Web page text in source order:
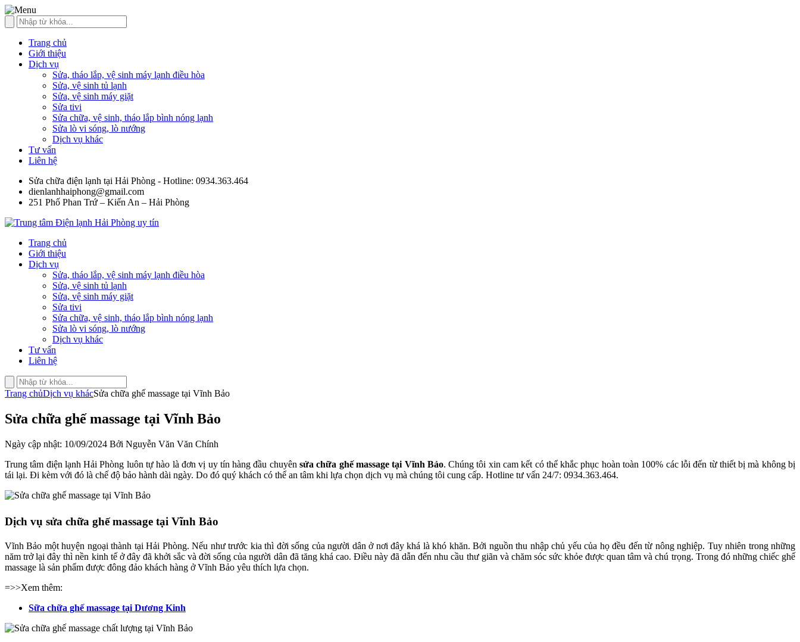
Trang chủ
Giới thiệu
Dịch vụ
Sửa, tháo lắp, vệ sinh máy lạnh điều hòa
Sửa, vệ sinh tủ lạnh
Sửa, vệ sinh máy giặt
Sửa tivi
Sửa chữa, vệ sinh, tháo lắp bình nóng lạnh
Sửa lò vi sóng, lò nướng
Dịch vụ khác
Tư vấn
Liên hệ
Sửa chữa điện lạnh tại Hải Phòng - Hotline: 0934.363.464
dienlanhhaiphong@gmail.com
251 Phố Phan Trứ – Kiến An – Hải Phòng
Trang chủ
Giới thiệu
Dịch vụ
Sửa, tháo lắp, vệ sinh máy lạnh điều hòa
Sửa, vệ sinh tủ lạnh
Sửa, vệ sinh máy giặt
Sửa tivi
Sửa chữa, vệ sinh, tháo lắp bình nóng lạnh
Sửa lò vi sóng, lò nướng
Dịch vụ khác
Tư vấn
Liên hệ
Trang chủDịch vụ khácSửa chữa ghế massage tại Vĩnh Bảo
Sửa chữa ghế massage tại Vĩnh Bảo
Ngày cập nhật: 10/09/2024 Bởi Nguyễn Văn Văn Chính
Trung tâm điện lạnh Hải Phòng luôn tự hào là đơn vị uy tín hàng đầu chuyênsửa chữa ghế massage tại Vĩnh Bảo. Chúng tôi xin cam kết có thể khắc phục hoàn toàn 100% các lỗi đến từ thiết bị mà không bị
tái lại. Đi kèm với đó là chế độ bảo hành dài ngày. Do đó quý khách có thể an tâm khi lựa chọn dịch vụ mà chúng tôi cung cấp. Hotline tư vấn 24/7: 0934.363.464.
Dịch vụ sửa chữa ghế massage tại Vĩnh Bảo
Vĩnh Bảo một huyện ngoại thành tại Hải Phòng. Nếu như trước kia thì đời sống của người dân ở nơi đây khá là khó khăn. Bởi nguồn thu nhập chủ yếu của họ đều đến từ nông nghiệp. Tuy nhiên trong những
năm trở lại đây thì nền kinh tế ở đây đã khởi sắc và đời sống của người dân đã tăng khá cao. Điều này đã dẫn đến nhu cầu thư giãn và chăm sóc sức khỏe được quan tâm và chú trọng. Trong đó những chiếc ghế
massage là sản phẩm được đông đảo khách hàng ở Vĩnh Bảo yêu thích lựa chọn.
=>>Xem thêm:
Sữa chữa ghế massage tại Dương Kinh